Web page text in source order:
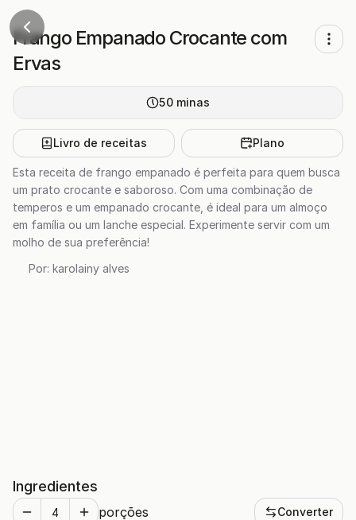
Frango Empanado Crocante com
Ervas
50 minas
Livro de receitas Plano
Esta receita de frango empanado é perfeita para quem busca
um prato crocante e saboroso. Com uma combinação de
temperos e um empanado crocante, é ideal para um almoço
em família ou um lanche especial. Experimente servir com um
molho de sua preferência!
Por: karolainy alves
Ingredientes
porções Converter